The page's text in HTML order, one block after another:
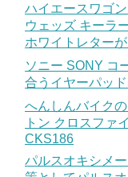
ハイエースワゴ
ウェッズ キーラ
ホワイトレター
ソニー SONY コ
合うイヤーパッド
へんしんバイク
トン クロスファ
CKS186
パルスオキシメ